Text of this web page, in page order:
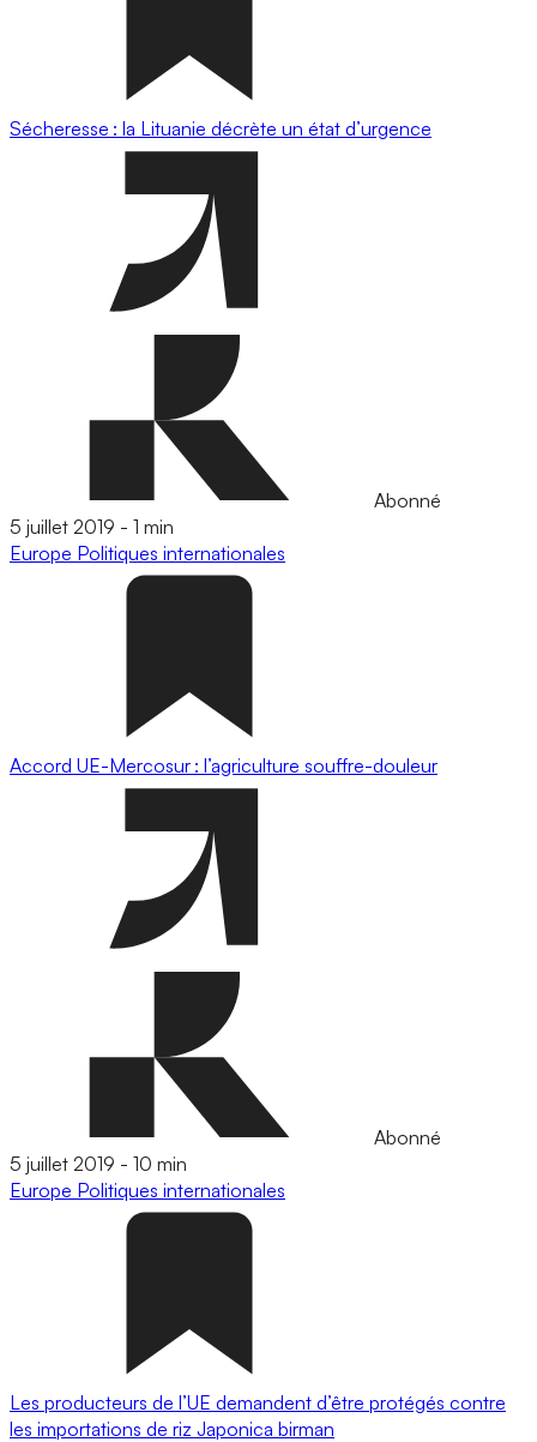
Sécheresse : la Lituanie décrète un état d’urgence
Abonné
5 juillet 2019 - 1 min
Europe Politiques internationales
Accord UE-Mercosur : l’agriculture souffre-douleur
Abonné
5 juillet 2019 - 10 min
Europe Politiques internationales
Les producteurs de l’UE demandent d’être protégés contre
les importations de riz Japonica birman